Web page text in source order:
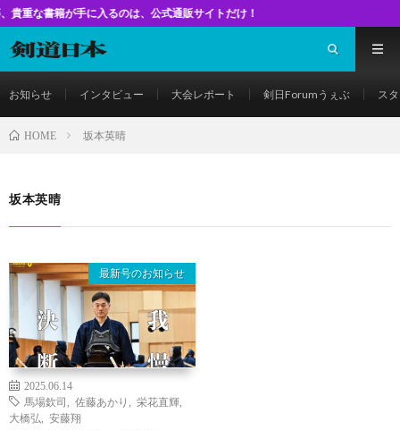
手に入るのは、公式通販サイトだけ！
お知らせ インタビュー 大会レポート 剣日Forumうぇぶ ス
HOME 坂本英晴
坂本英晴
最新号のお知らせ
2025.06.14
馬場欽司
佐藤あかり 栄花直輝
大橋弘
安藤翔